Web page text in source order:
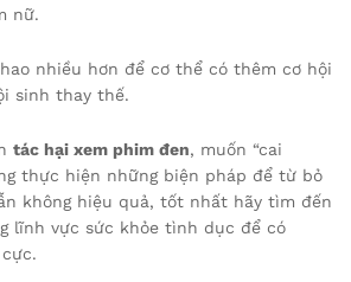
nữ.
nhiều hơn để cơ thể có thêm cơ hội
sinh thay thế.
tác hại xem phim đen, muốn “cai
thực hiện những biện pháp để từ bỏ
không hiệu quả, tốt nhất hãy tìm đến
lĩnh vực sức khỏe tình dục để có